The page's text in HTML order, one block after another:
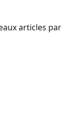
articles par